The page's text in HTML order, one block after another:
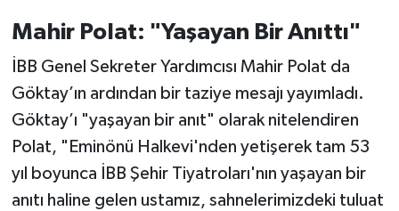
Mahir Polat: "Yaşayan Bir Anıttı"
İBB Genel Sekreter Yardımcısı Mahir Polat da
Göktay’ın ardından bir taziye mesajı yayımladı.
Göktay’ı "yaşayan bir anıt" olarak nitelendiren
Polat, "Eminönü Halkevi'nden yetişerek tam 53
yıl boyunca İBB Şehir Tiyatroları'nın yaşayan bir
anıtı haline gelen ustamız, sahnelerimizdeki tuluat